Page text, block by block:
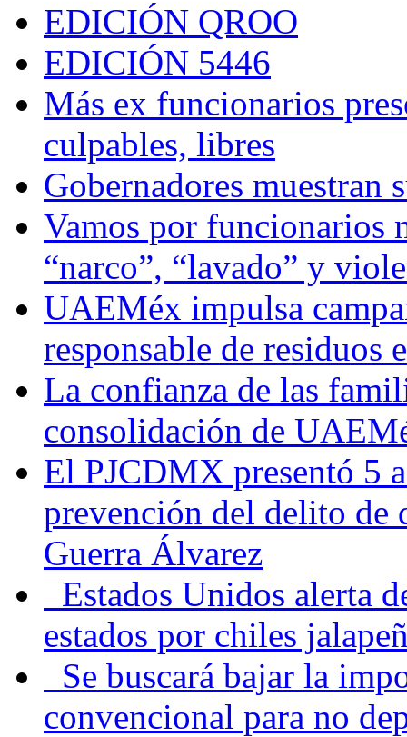
EDICIÓN QROO
EDICIÓN 5446
Más ex funcionarios
culpables, libres
Gobernadores muestran
Vamos por funcionarios
“narco”, “lavado” y
UAEMéx impulsa
responsable de residuos
La confianza de las
consolidación de
El PJCDMX presentó 5
prevención del delito de
Guerra Álvarez
Estados Unidos alerta
estados por chiles
Se buscará bajar la
convencional para no